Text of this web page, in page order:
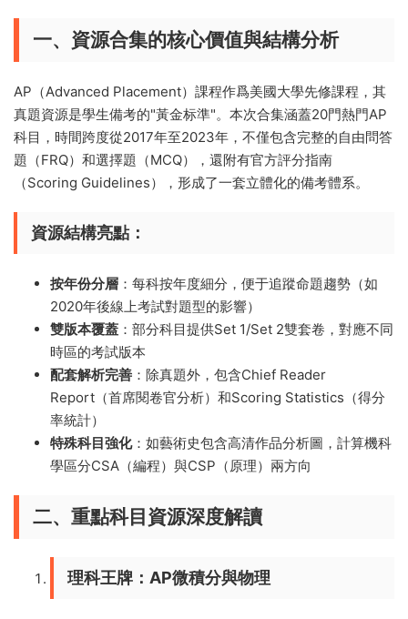
一、資源合集的核心價值與結構分析
AP（Advanced Placement）課程作爲美國大學先修課程，其
真題資源是學生備考的"黃金标準"。本次合集涵蓋20門熱門AP
科目，時間跨度從2017年至2023年，不僅包含完整的自由問答
題（FRQ）和選擇題（MCQ），還附有官方評分指南
（Scoring Guidelines），形成了一套立體化的備考體系。
資源結構亮點：
按年份分層 ：每科按年度細分，便于追蹤命題趨勢（如
2020年後線上考試對題型的影響）
雙版本覆蓋 ：部分科目提供Set 1/Set 2雙套卷，對應不同
時區的考試版本
配套解析完善 ：除真題外，包含Chief Reader
Report（首席閱卷官分析）和Scoring Statistics（得分
率統計）
特殊科目強化：如藝術史包含高清作品分析圖，計算機科
學區分CSA（編程）與CSP（原理）兩方向
二、重點科目資源深度解讀
理科王牌：AP微積分與物理